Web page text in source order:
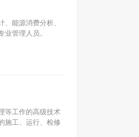
能源消费分析、
管理人员。
等工作的高级技术
施工、运行、检修